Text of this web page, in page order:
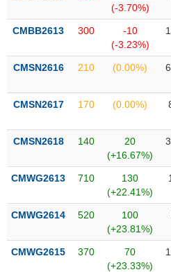
(-3.70%)
CMBB2613 300
-10
(-3.23%)
CMSN2616 210 (0.00%)
CMSN2617 170 (0.00%)
CMSN2618 140
20
(+16.67%)
CMWG2613 710
130
(+22.41%)
CMWG2614 520
100
(+23.81%)
CMWG2615 370
70
(+23.33%)
Cổ phiếu Chỉ số
đạo
(-)
Tất cả Người nội bộ
Tin
tức
Bài
viết
giả
(-)